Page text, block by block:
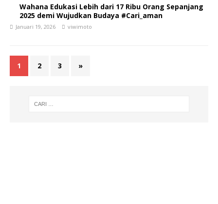
Wahana Edukasi Lebih dari 17 Ribu Orang Sepanjang
2025 demi Wujudkan Budaya #Cari_aman
Januari 19, 2026 viwimoto
1 2 3 »